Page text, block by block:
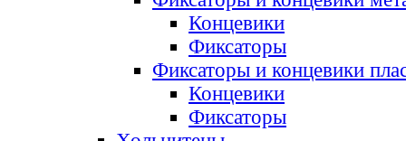
Концевики
Фиксаторы
Фиксаторы и концевики
Концевики
Фиксаторы